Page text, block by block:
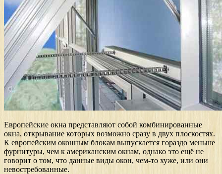
Европейские окна представляют собой комбинированные
окна, открывание которых возможно сразу в двух плоскостях.
К европейским оконным блокам выпускается гораздо меньше
фурнитуры, чем к американским окнам, однако это ещё не
говорит о том, что данные виды окон, чем-то хуже, или они
невостребованные.